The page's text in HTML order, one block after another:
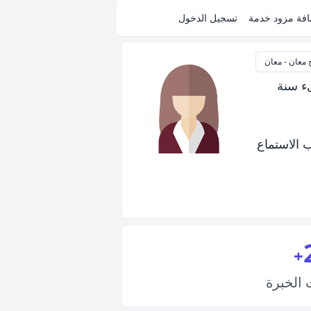
مزود خدمة تسجيل الدخول
- معان
سنة
+
الخبرة